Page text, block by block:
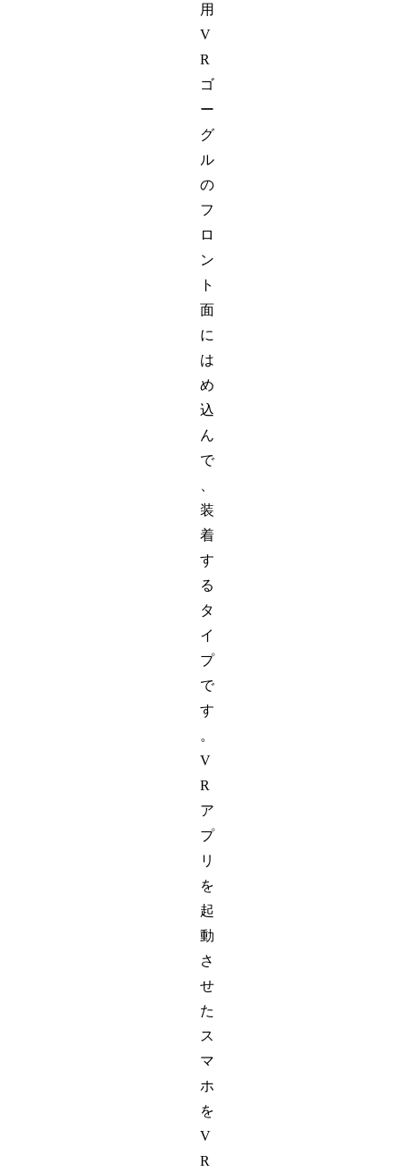
用
V
R
ゴ
ー
グ
ル
の
フ
ロ
ン
ト
面
に
は
め
込
ん
で
装
着
す
る
タ
イ
プ
で
す
。
V
R
ア
プ
リ
を
起
動
さ
せ
た
ス
マ
ホ
を
V
R